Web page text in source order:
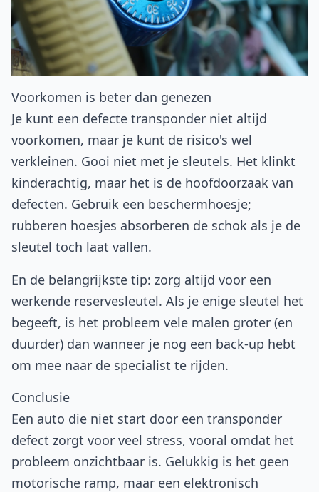
Voorkomen is beter dan genezen
Je kunt een defecte transponder niet altijd
voorkomen, maar je kunt de risico's wel
verkleinen. Gooi niet met je sleutels. Het klinkt
kinderachtig, maar het is de hoofdoorzaak van
defecten. Gebruik een beschermhoesje;
rubberen hoesjes absorberen de schok als je de
sleutel toch laat vallen.
En de belangrijkste tip: zorg altijd voor een
werkende reservesleutel. Als je enige sleutel het
begeeft, is het probleem vele malen groter (en
duurder) dan wanneer je nog een back-up hebt
om mee naar de specialist te rijden.
Conclusie
Een auto die niet start door een transponder
defect zorgt voor veel stress, vooral omdat het
probleem onzichtbaar is. Gelukkig is het geen
motorische ramp, maar een elektronisch